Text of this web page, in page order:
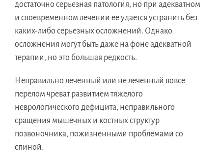
достаточно серьезная патология, но при адекватном
и своевременном лечении ее удается устранить без
каких-либо серьезных осложнений. Однако
осложнения могут быть даже на фоне адекватной
терапии, но это большая редкость.
Неправильно леченный или не леченный вовсе
перелом чреват развитием тяжелого
неврологического дефицита, неправильного
сращения мышечных и костных структур
позвоночника, пожизненными проблемами со
спиной.